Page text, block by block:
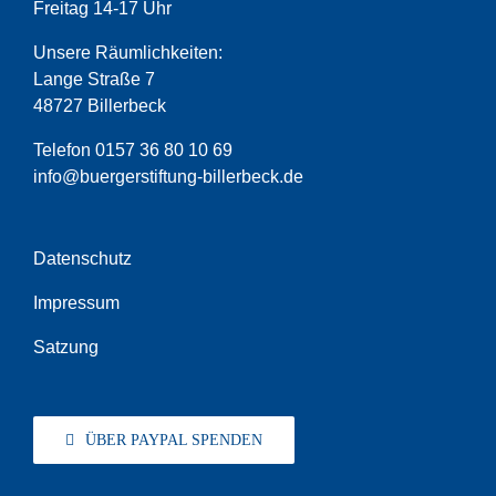
Freitag 14-17 Uhr
Unsere Räumlichkeiten:
Lange Straße 7
48727 Billerbeck
Telefon 0157 36 80 10 69
info@buergerstiftung-billerbeck.de
Datenschutz
Impressum
Satzung
ÜBER PAYPAL SPENDEN